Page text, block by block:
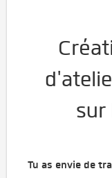
sur
Tu as envie de